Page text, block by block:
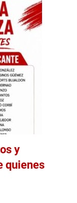
y
quienes